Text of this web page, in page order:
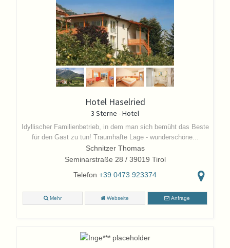
Hotel Haselried
3 Sterne - Hotel
Idyllischer Familienbetrieb, in dem man sich bemüht das Beste
für den Gast zu tun! Traumhafte Lage - wunderschöne...
Schnitzer Thomas
Seminarstraße 28 / 39019 Tirol
Telefon +39 0473 923374
Mehr Webseite Anfrage